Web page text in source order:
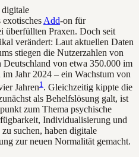
digitale
exotisches Add-on für
überfüllten Praxen. Doch seit
verändert: Laut aktuellen Daten
stiegen die Nutzerzahlen von
von etwa 350.000 im
Jahr 2024 – ein Wachstum von
Jahren1. Gleichzeitig kippte die
als Behelfslösung galt, ist
zum Thema psychische
Individualisierung und
suchen, haben digitale
zur neuen Normalität gemacht.